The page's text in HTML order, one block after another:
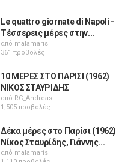
Le quattro giornate di Napoli -
Τέσσερεις μέρες στην...
από malamaris
361 προβολές
10 ΜΕΡΕΣ ΣΤΟ ΠΑΡΙΣΙ (1962)
ΝΙΚΟΣ ΣΤΑΥΡΙΔΗΣ
από RC_Andreas
1,505 προβολές
Δέκα μέρες στο Παρίσι (1962)
Νίκος Σταυρίδης, Γιάννης...
από malamaris